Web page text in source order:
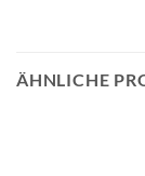
ÄHNLICHE